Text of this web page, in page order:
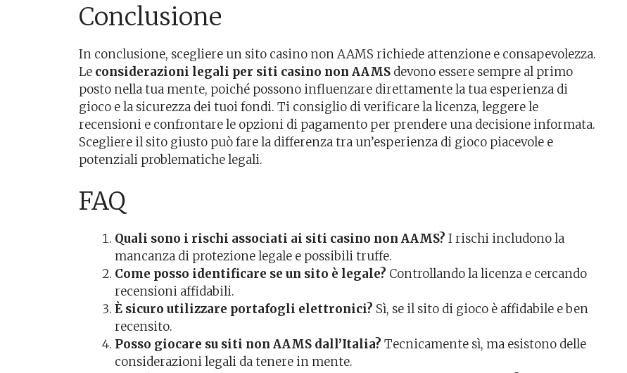
Conclusione
In conclusione, scegliere un sito casino non AAMS richiede attenzione e consapevolezza.
Le considerazioni legali per siti casino non AAMS devono essere sempre al primo
posto nella tua mente, poiché possono influenzare direttamente la tua esperienza di
gioco e la sicurezza dei tuoi fondi. Ti consiglio di verificare la licenza, leggere le
recensioni e confrontare le opzioni di pagamento per prendere una decisione informata.
Scegliere il sito giusto può fare la differenza tra un’esperienza di gioco piacevole e
potenziali problematiche legali.
FAQ
Quali sono i rischi associati ai siti casino non AAMS? I rischi includono la
mancanza di protezione legale e possibili truffe.
Come posso identificare se un sito è legale? Controllando la licenza e cercando
recensioni affidabili.
È sicuro utilizzare portafogli elettronici? Sì, se il sito di gioco è affidabile e ben
recensito.
Posso giocare su siti non AAMS dall’Italia? Tecnicamente sì, ma esistono delle
considerazioni legali da tenere in mente.